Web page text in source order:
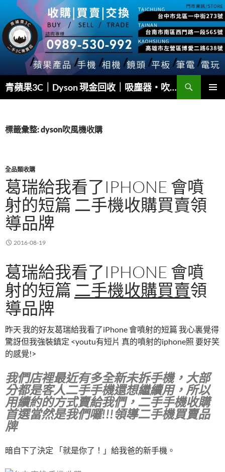
主
要
青蘋果3C｜Dyson 現金回收｜吸塵器・吹風機・Airwrap 快速估價
搜
尋
標籤彙整: dyson吹風機收購
全品類收購
葛瑞給我看了IPHONE 會噴
射的短篇 二手機收購買賣領
導品牌
2016-08-19
葛瑞給我看了IPHONE 會噴
射的短篇二手機收購買賣領
導品牌
昨天 我的好友葛瑞給我看了iPhone 會噴射的短篇 我心裏覺得
驚訝但我強裝鎮定 <youtu有短片 真的噴射的iphone照 要好笑
的感覺!>
我們店裡最近有多全新未拆手機，大部
分都是客人二手手機還想繼續用，所以
用續約的方式賣給我們，二手手機收購
首選當然是我們囉!!!領導二手機買賣品
牌
暗自下了決定 「就是你了！」給我爸的新手機。